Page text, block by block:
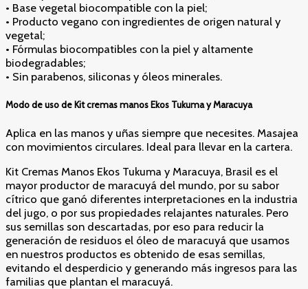
• Base vegetal biocompatible con la piel;
• Producto vegano con ingredientes de origen natural y
vegetal;
• Fórmulas biocompatibles con la piel y altamente
biodegradables;
• Sin parabenos, siliconas y óleos minerales.
Modo de uso deKit cremas manos Ekos Tukuma y Maracuya
Aplica en las manos y uñas siempre que necesites. Masajea
con movimientos circulares. Ideal para llevar en la cartera.
Kit Cremas Manos Ekos Tukuma y Maracuya, Brasil es el
mayor productor de maracuyá del mundo, por su sabor
cítrico que ganó diferentes interpretaciones en la industria
del jugo, o por sus propiedades relajantes naturales. Pero
sus semillas son descartadas, por eso para reducir la
generación de residuos el óleo de maracuyá que usamos
en nuestros productos es obtenido de esas semillas,
evitando el desperdicio y generando más ingresos para las
familias que plantan el maracuyá.